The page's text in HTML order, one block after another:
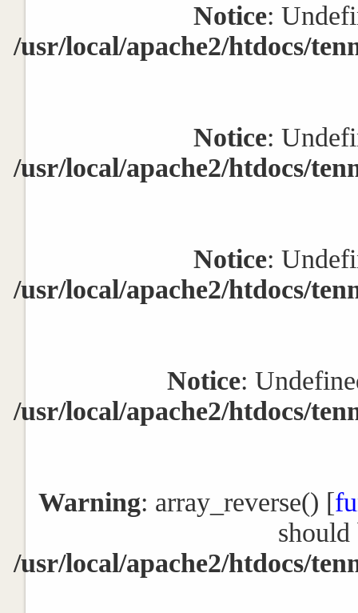
Notice:
/usr/local/apache2/htdocs/
Notice:
/usr/local/apache2/htdocs/
Notice:
/usr/local/apache2/htdocs/
Notice:
/usr/local/apache2/htdocs/
Warning: array_reverse() [
should
/usr/local/apache2/htdocs/